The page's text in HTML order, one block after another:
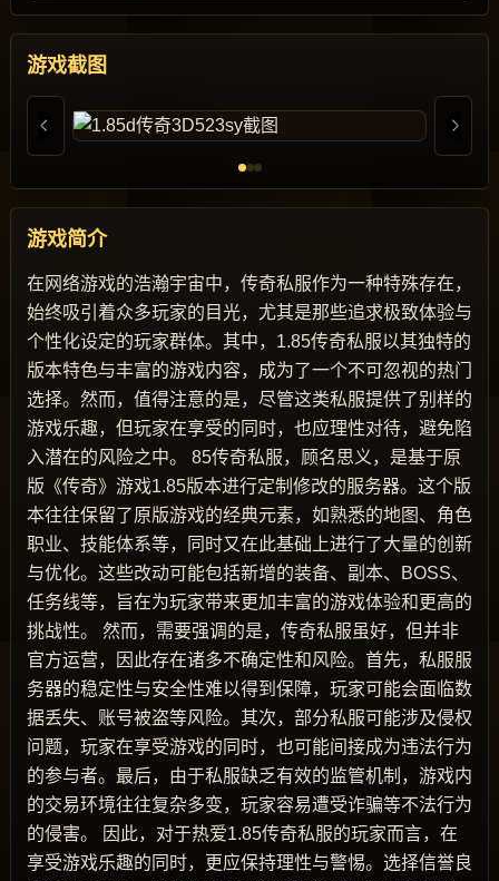
游戏截图
游戏简介
在网络游戏的浩瀚宇宙中，传奇私服作为一种特殊存在，
始终吸引着众多玩家的目光，尤其是那些追求极致体验与
个性化设定的玩家群体。其中，1.85传奇私服以其独特的
版本特色与丰富的游戏内容，成为了一个不可忽视的热门
选择。然而，值得注意的是，尽管这类私服提供了别样的
游戏乐趣，但玩家在享受的同时，也应理性对待，避免陷
入潜在的风险之中。 85传奇私服，顾名思义，是基于原
版《传奇》游戏1.85版本进行定制修改的服务器。这个版
本往往保留了原版游戏的经典元素，如熟悉的地图、角色
职业、技能体系等，同时又在此基础上进行了大量的创新
与优化。这些改动可能包括新增的装备、副本、BOSS、
任务线等，旨在为玩家带来更加丰富的游戏体验和更高的
挑战性。 然而，需要强调的是，传奇私服虽好，但并非
官方运营，因此存在诸多不确定性和风险。首先，私服服
务器的稳定性与安全性难以得到保障，玩家可能会面临数
据丢失、账号被盗等风险。其次，部分私服可能涉及侵权
问题，玩家在享受游戏的同时，也可能间接成为违法行为
的参与者。最后，由于私服缺乏有效的监管机制，游戏内
的交易环境往往复杂多变，玩家容易遭受诈骗等不法行为
的侵害。 因此，对于热爱1.85传奇私服的玩家而言，在
享受游戏乐趣的同时，更应保持理性与警惕。选择信誉良